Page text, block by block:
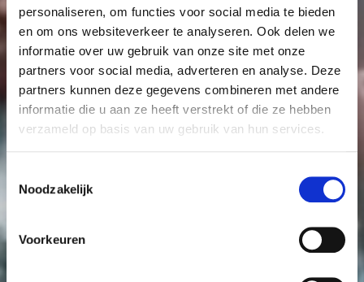
personaliseren, om functies voor social media te bieden
en om ons websiteverkeer te analyseren. Ook delen we
informatie over uw gebruik van onze site met onze
partners voor social media, adverteren en analyse. Deze
partners kunnen deze gegevens combineren met andere
informatie die u aan ze heeft verstrekt of die ze hebben
verzameld op basis van uw gebruik van hun services.
Noodzakelijk
Voorkeuren